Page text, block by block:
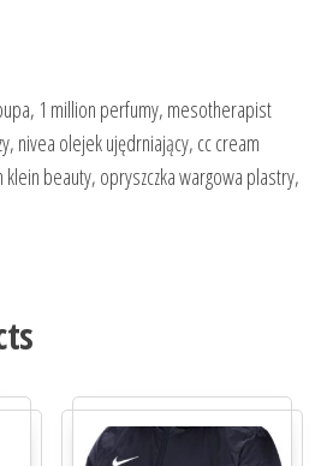
1 million perfumy, mesotherapist
nivea olejek ujędrniający, cc cream
beauty, opryszczka wargowa plastry,